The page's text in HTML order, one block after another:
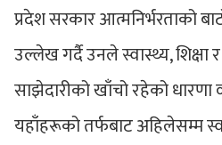
प्रदेश सरकार आत्मनिर्भरताको
उल्लेख गर्दै उनले स्वास्थ्य, शिक्षा र
साझेदारीको खाँचो रहेको धारणा
यहाँहरूको तर्फबाट अहिलेसम्म